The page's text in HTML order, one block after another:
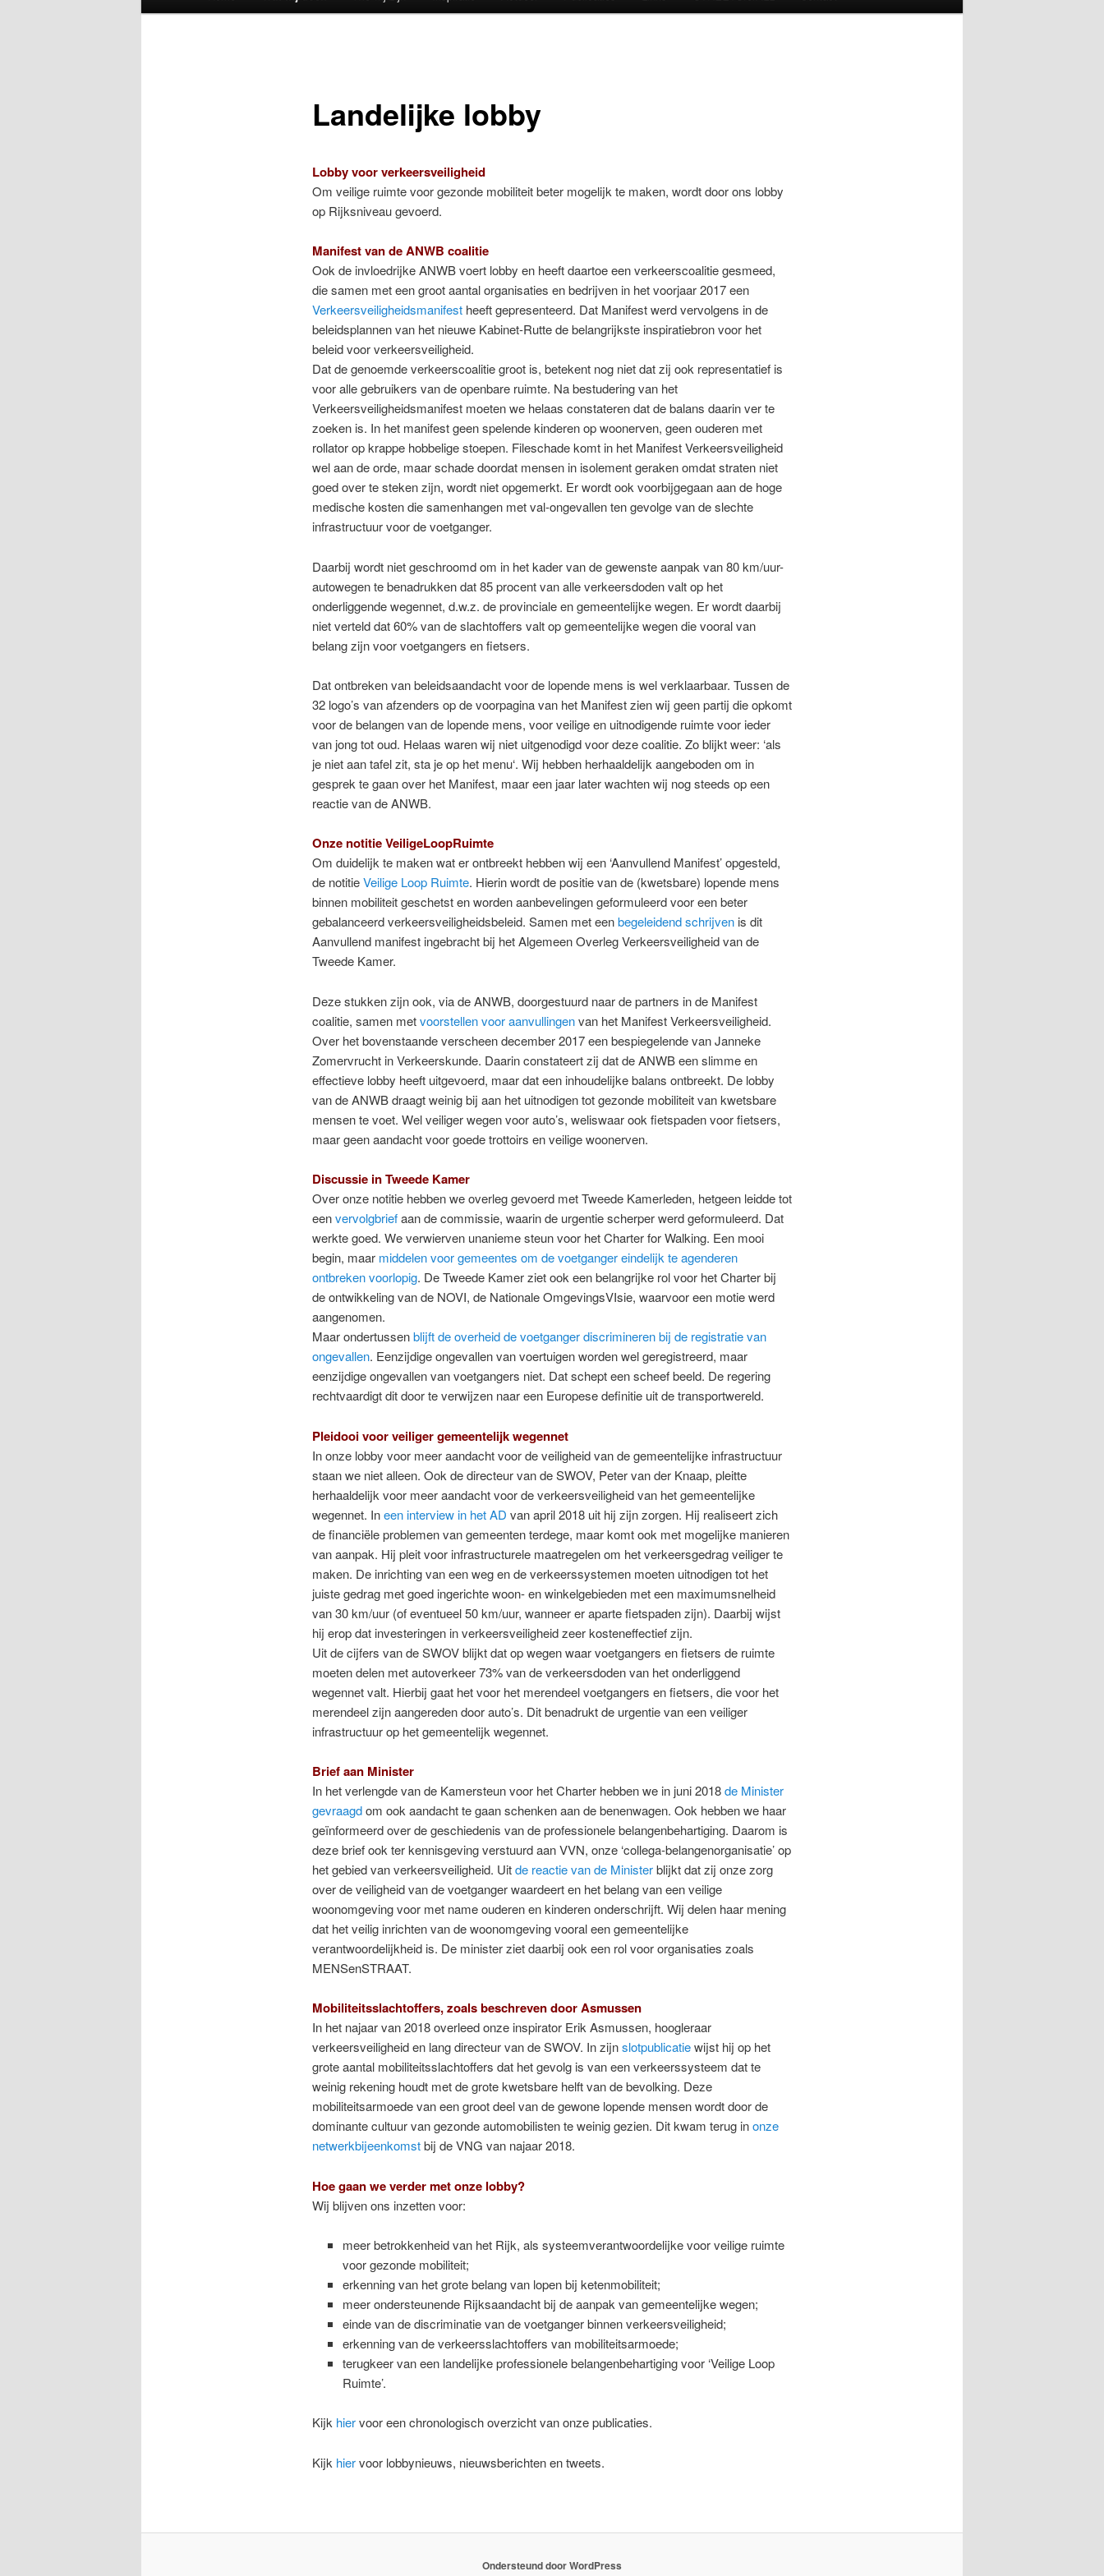
Landelijke lobby
Lobby voor verkeersveiligheid
Om veilige ruimte voor gezonde mobiliteit beter mogelijk te maken, wordt door ons lobby
op Rijksniveau gevoerd.
Manifest van de ANWB coalitie
Ook de invloedrijke ANWB voert lobby en heeft daartoe een verkeerscoalitie gesmeed,
die samen met een groot aantal organisaties en bedrijven in het voorjaar 2017 een
Verkeersveiligheidsmanifestheeft gepresenteerd. Dat Manifest werd vervolgens in de
beleidsplannen van het nieuwe Kabinet-Rutte de belangrijkste inspiratiebron voor het
beleid voor verkeersveiligheid.
Dat de genoemde verkeerscoalitie groot is, betekent nog niet dat zij ook representatief is
voor alle gebruikers van de openbare ruimte. Na bestudering van het
Verkeersveiligheidsmanifest moeten we helaas constateren dat de balans daarin ver te
zoeken is. In het manifest geen spelende kinderen op woonerven, geen ouderen met
rollator op krappe hobbelige stoepen. Fileschade komt in het Manifest Verkeersveiligheid
wel aan de orde, maar schade doordat mensen in isolement geraken omdat straten niet
goed over te steken zijn, wordt niet opgemerkt. Er wordt ook voorbijgegaan aan de hoge
medische kosten die samenhangen met val-ongevallen ten gevolge van de slechte
infrastructuur voor de voetganger.
Daarbij wordt niet geschroomd om in het kader van de gewenste aanpak van 80 km/uur-
autowegen te benadrukken dat 85 procent van alle verkeersdoden valt op het
onderliggende wegennet, d.w.z. de provinciale en gemeentelijke wegen. Er wordt daarbij
niet verteld dat 60% van de slachtoffers valt op gemeentelijke wegen die vooral van
belang zijn voor voetgangers en fietsers.
Dat ontbreken van beleidsaandacht voor de lopende mens is wel verklaarbaar. Tussen de
32 logo’s van afzenders op de voorpagina van het Manifest zien wij geen partij die opkomt
voor de belangen van de lopende mens, voor veilige en uitnodigende ruimte voor ieder
van jong tot oud. Helaas waren wij niet uitgenodigd voor deze coalitie. Zo blijkt weer: ‘als
je niet aan tafel zit, sta je op het menu‘. Wij hebben herhaaldelijk aangeboden om in
gesprek te gaan over het Manifest, maar een jaar later wachten wij nog steeds op een
reactie van de ANWB.
Onze notitie VeiligeLoopRuimte
Om duidelijk te maken wat er ontbreekt hebben wij een ‘Aanvullend Manifest’ opgesteld,
de notitieVeilige Loop Ruimte. Hierin wordt de positie van de (kwetsbare) lopende mens
binnen mobiliteit geschetst en worden aanbevelingen geformuleerd voor een beter
gebalanceerd verkeersveiligheidsbeleid. Samen met eenbegeleidend schrijvenis dit
Aanvullend manifest ingebracht bij het Algemeen Overleg Verkeersveiligheid van de
Tweede Kamer.
Deze stukken zijn ook, via de ANWB, doorgestuurd naar de partners in de Manifest
coalitie, samen metvoorstellen voor aanvullingenvan het Manifest Verkeersveiligheid.
Over het bovenstaande verscheen december 2017 een bespiegelende van Janneke
Zomervrucht in Verkeerskunde. Daarin constateert zij dat de ANWB een slimme en
effectieve lobby heeft uitgevoerd, maar dat een inhoudelijke balans ontbreekt. De lobby
van de ANWB draagt weinig bij aan het uitnodigen tot gezonde mobiliteit van kwetsbare
mensen te voet. Wel veiliger wegen voor auto’s, weliswaar ook fietspaden voor fietsers,
maar geen aandacht voor goede trottoirs en veilige woonerven.
Discussie in Tweede Kamer
Over onze notitie hebben we overleg gevoerd met Tweede Kamerleden, hetgeen leidde tot
eenvervolgbriefaan de commissie, waarin de urgentie scherper werd geformuleerd. Dat
werkte goed. We verwierven unanieme steun voor het Charter for Walking. Een mooi
begin, maar middelen voor gemeentes om de voetganger eindelijk te agenderen
ontbreken voorlopig. De Tweede Kamer ziet ook een belangrijke rol voor het Charter bij
de ontwikkeling van de NOVI, de Nationale OmgevingsVIsie, waarvoor een motie werd
aangenomen.
Maar ondertussenblijft de overheid de voetganger discrimineren bij de registratie van
ongevallen. Eenzijdige ongevallen van voertuigen worden wel geregistreerd, maar
eenzijdige ongevallen van voetgangers niet. Dat schept een scheef beeld. De regering
rechtvaardigt dit door te verwijzen naar een Europese definitie uit de transportwereld.
Pleidooi voor veiliger gemeentelijk wegennet
In onze lobby voor meer aandacht voor de veiligheid van de gemeentelijke infrastructuur
staan we niet alleen. Ook de directeur van de SWOV, Peter van der Knaap, pleitte
herhaaldelijk voor meer aandacht voor de verkeersveiligheid van het gemeentelijke
wegennet. Ineen interview in het AD van april 2018 uit hij zijn zorgen. Hij realiseert zich
de financiële problemen van gemeenten terdege, maar komt ook met mogelijke manieren
van aanpak. Hij pleit voor infrastructurele maatregelen om het verkeersgedrag veiliger te
maken. De inrichting van een weg en de verkeerssystemen moeten uitnodigen tot het
juiste gedrag met goed ingerichte woon- en winkelgebieden met een maximumsnelheid
van 30 km/uur (of eventueel 50 km/uur, wanneer er aparte fietspaden zijn). Daarbij wijst
hij erop dat investeringen in verkeersveiligheid zeer kosteneffectief zijn.
Uit de cijfers van de SWOV blijkt dat op wegen waar voetgangers en fietsers de ruimte
moeten delen met autoverkeer 73% van de verkeersdoden van het onderliggend
wegennet valt. Hierbij gaat het voor het merendeel voetgangers en fietsers, die voor het
merendeel zijn aangereden door auto’s. Dit benadrukt de urgentie van een veiliger
infrastructuur op het gemeentelijk wegennet.
Brief aan Minister
In het verlengde van de Kamersteun voor het Charter hebben we in juni 2018de Minister
gevraagdom ook aandacht te gaan schenken aan de benenwagen. Ook hebben we haar
geïnformeerd over de geschiedenis van de professionele belangenbehartiging. Daarom is
deze brief ook ter kennisgeving verstuurd aan VVN, onze ‘collega-belangenorganisatie’ op
het gebied van verkeersveiligheid. Uitde reactie van de Ministerblijkt dat zij onze zorg
over de veiligheid van de voetganger waardeert en het belang van een veilige
woonomgeving voor met name ouderen en kinderen onderschrijft. Wij delen haar mening
dat het veilig inrichten van de woonomgeving vooral een gemeentelijke
verantwoordelijkheid is. De minister ziet daarbij ook een rol voor organisaties zoals
MENSenSTRAAT.
Mobiliteitsslachtoffers, zoals beschreven door Asmussen
In het najaar van 2018 overleed onze inspirator Erik Asmussen, hoogleraar
verkeersveiligheid en lang directeur van de SWOV. In zijnslotpublicatiewijst hij op het
grote aantal mobiliteitsslachtoffers dat het gevolg is van een verkeerssysteem dat te
weinig rekening houdt met de grote kwetsbare helft van de bevolking. Deze
mobiliteitsarmoede van een groot deel van de gewone lopende mensen wordt door de
dominante cultuur van gezonde automobilisten te weinig gezien. Dit kwam terug inonze
netwerkbijeenkomstbij de VNG van najaar 2018.
Hoe gaan we verder met onze lobby?
Wij blijven ons inzetten voor:
meer betrokkenheid van het Rijk, als systeemverantwoordelijke voor veilige ruimte
voor gezonde mobiliteit;
erkenning van het grote belang van lopen bij ketenmobiliteit;
meer ondersteunende Rijksaandacht bij de aanpak van gemeentelijke wegen;
einde van de discriminatie van de voetganger binnen verkeersveiligheid;
erkenning van de verkeersslachtoffers van mobiliteitsarmoede;
terugkeer van een landelijke professionele belangenbehartiging voor ‘Veilige Loop
Ruimte’.
Kijk hiervoor een chronologisch overzicht van onze publicaties.
Kijk hiervoor lobbynieuws, nieuwsberichten en tweets.
Ondersteund door WordPress